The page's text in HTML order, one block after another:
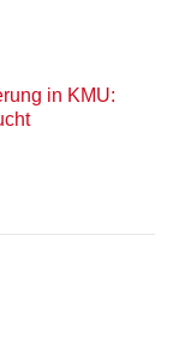
in KMU: